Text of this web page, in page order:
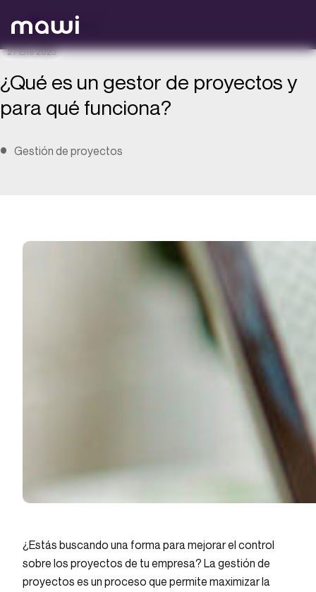
Volver atrás
27 Ene 2023
¿Qué es un gestor de proyectos y
para qué funciona?
Gestión de proyectos
¿Estás buscando una forma para mejorar el control
sobre los proyectos de tu empresa? La gestión de
proyectos es un proceso que permite maximizar la